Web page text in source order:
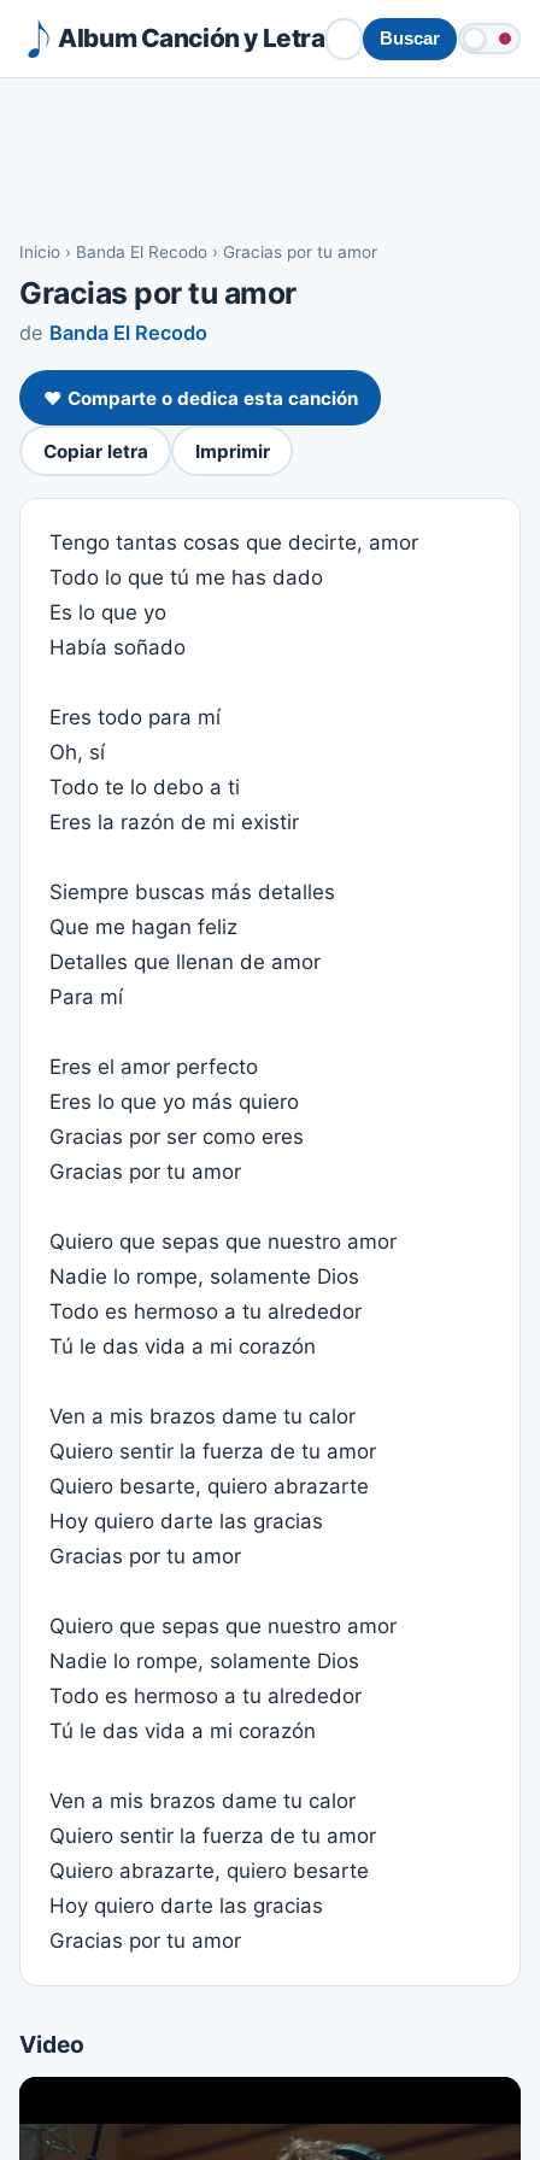
Album Canción y Letra Buscar
Inicio › Banda El Recodo › Gracias por tu amor
Gracias por tu amor
de Banda El Recodo
❤️ Comparte o dedica esta canción
Copiar letra Imprimir
Tengo tantas cosas que decirte, amor
Todo lo que tú me has dado
Es lo que yo
Había soñado
Eres todo para mí
Oh, sí
Todo te lo debo a ti
Eres la razón de mi existir
Siempre buscas más detalles
Que me hagan feliz
Detalles que llenan de amor
Para mí
Eres el amor perfecto
Eres lo que yo más quiero
Gracias por ser como eres
Gracias por tu amor
Quiero que sepas que nuestro amor
Nadie lo rompe, solamente Dios
Todo es hermoso a tu alrededor
Tú le das vida a mi corazón
Ven a mis brazos dame tu calor
Quiero sentir la fuerza de tu amor
Quiero besarte, quiero abrazarte
Hoy quiero darte las gracias
Gracias por tu amor
Quiero que sepas que nuestro amor
Nadie lo rompe, solamente Dios
Todo es hermoso a tu alrededor
Tú le das vida a mi corazón
Ven a mis brazos dame tu calor
Quiero sentir la fuerza de tu amor
Quiero abrazarte, quiero besarte
Hoy quiero darte las gracias
Gracias por tu amor
Video